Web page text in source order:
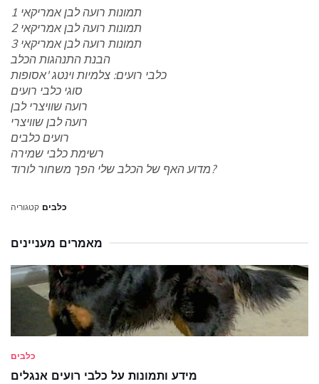
תמונות רועה לבן אמריקאי 1
תמונות רועה לבן אמריקאי 2
תמונות רועה לבן אמריקאי 3
הבנת התנהגות הכלב
כלבי רועים: צלמיות וינטג 'אסופות
סוגי כלבי רועים
רועה שוויצרי לבן
רועה לבן שוויצרי
רועים כלבים
רשימת כלבי שמירה
מדוע האף של הכלב שלי הפך משחור לורוד?
קטגוריה כלבים
מאמרים מעניינים
כלבים
מידע ותמונות על כלבי רועים אנגלים